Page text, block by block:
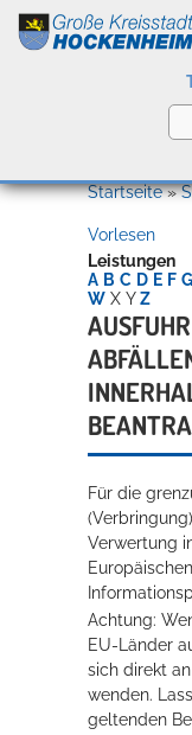
Willkommen in Hockenheim
Konzerte, Tagungen und vieles
Startseite»
Vorlesen
Leistungen
A B C D E F G
W X Y Z
Für die
Verwertung
Achtung:
EU-Länder
sich direkt
wenden.
geltenden